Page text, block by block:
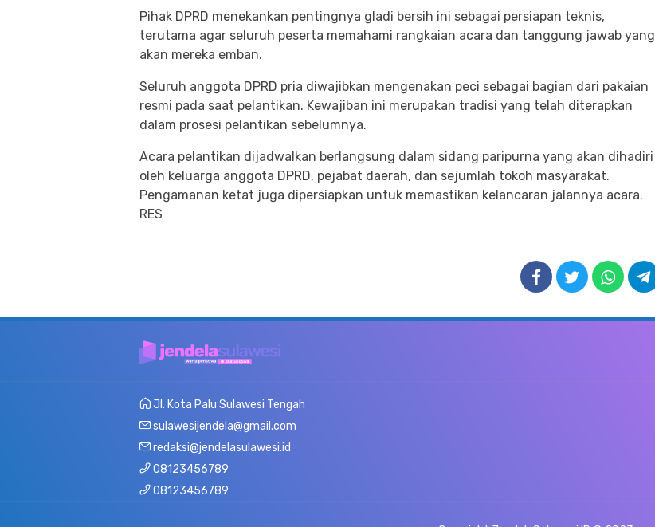
Pihak DPRD menekankan pentingnya gladi bersih ini sebagai persiapan teknis,
terutama agar seluruh peserta memahami rangkaian acara dan tanggung jawab yang
akan mereka emban.
Seluruh anggota DPRD pria diwajibkan mengenakan peci sebagai bagian dari pakaian
resmi pada saat pelantikan. Kewajiban ini merupakan tradisi yang telah diterapkan
dalam prosesi pelantikan sebelumnya.
Acara pelantikan dijadwalkan berlangsung dalam sidang paripurna yang akan dihadiri
oleh keluarga anggota DPRD, pejabat daerah, dan sejumlah tokoh masyarakat.
Pengamanan ketat juga dipersiapkan untuk memastikan kelancaran jalannya acara.
RES
Jl. Kota Palu Sulawesi Tengah
sulawesijendela@gmail.com
redaksi@jendelasulawesi.id
08123456789
08123456789